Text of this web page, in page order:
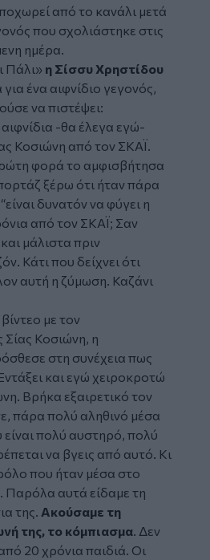
από το κανάλι μετά
που σχολιάστηκε στις
ημέρα.
Πάλι» η Σίσσυ Χρηστίδου
ένα αιφνίδιο γεγονός,
να πιστέψει:
-θα έλεγα εγώ-
Κοσιώνη από τον ΣΚΑΪ.
φορά το αμφισβήτησα
ξέρω ότι ήταν πάρα
δυνατόν να φύγει η
από τον ΣΚΑΪ; Σαν
μάλιστα πριν
Κάτι που δείχνει ότι
αυτή η ζύμωση. Καζάνι
με τον
Σίας Κοσιώνη, η
στη συνέχεια πως
και εγώ χειροκροτώ
Βρήκα εξαιρετικό τον
πάρα πολύ αληθινό μέσα
είναι πολύ αυστηρό, πολύ
να βγεις από αυτό. Κι
που ήταν μέσα στο
Παρόλα αυτά είδαμε τη
της. Ακούσαμε τη
της, το κόμπιασμα. Δεν
20 χρόνια παιδιά. Οι